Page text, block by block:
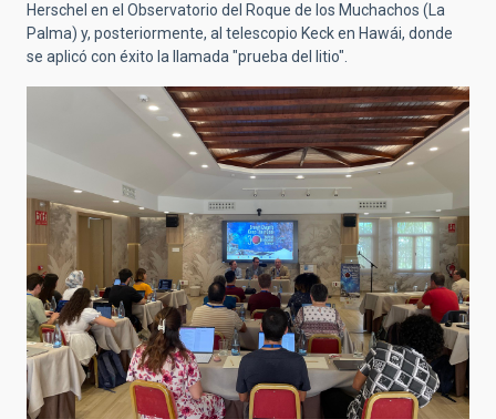
Herschel en el Observatorio del Roque de los Muchachos (La
Palma) y, posteriormente, al telescopio Keck en Hawái, donde
se aplicó con éxito la llamada "prueba del litio".